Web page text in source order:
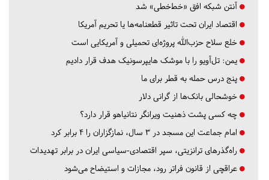
آنتن شبکه افق «خط‌خطی» شد
اقتصاد ایران تحت تاثیر قطعنامه‌ها یا تحریم‌ آمریکا
خلع سلاح حزب‌الله پروژه‌ای تحمیلی و آمریکایی است
یمن: تل‌آویو را با موشک هایپرسونیک هدف قرار دادیم
پنج درس‌ حمله به قطر برای ما
خوشحالی بانک‌ها از گرانی دلار
چه کسی پشت ذهنیت ویرانگر نتانیاهو قرار دارد؟
امام جماعت این مسجد در ۳ سال، نمازگزاران را ۴ برابر کرد
راه‌گذرهای ترانزیتی، سپر اقتصادی-سیاسی ایران در برابر تهدیدات
عراقچی از قانون فراتر رود، مجازات و استیضاح می‌شود